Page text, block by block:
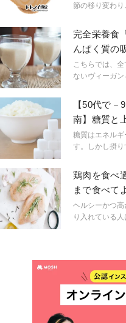
節の移り変わり
完全栄養食
んぱく質の
ンジュース
こちらでは、
ないヴィーガ
べて欲しい「
料理でご紹介
のオンライン専
講師であり、自
して、手軽さと
【50代で
南】糖質と
イント」
糖質はエネル
す。しかし摂り
た栄養士・橋本
る！たんぱく
と上手につき
鶏肉を食べ
まで食べて
の「適量」
ヘルシーかつ
り入れている